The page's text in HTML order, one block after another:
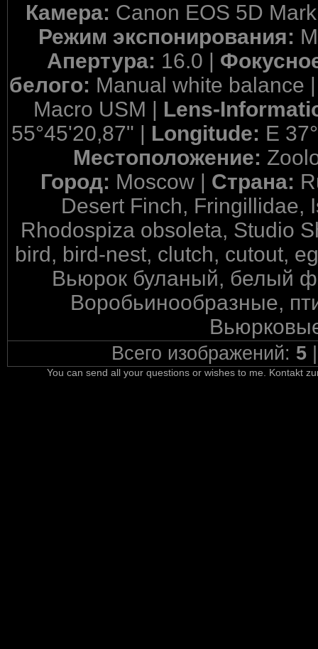
Камера: Canon EOS 5D
Режим экспонирования:
Апертура: 16.0 |
белого: Manual white balance
Macro USM | Lens-
55°45'20,87" | Longitude: E
Местоположение:
Город: Moscow | Страна:
Desert Finch, Fringillidae,
Rhodospiza obsoleta, Studio
bird, bird-nest, clutch, cutout,
Вьюрок буланый, белый
Воробьинообразные,
Всего изображений: 5
You can send all your questions or wishes to me. Kontakt